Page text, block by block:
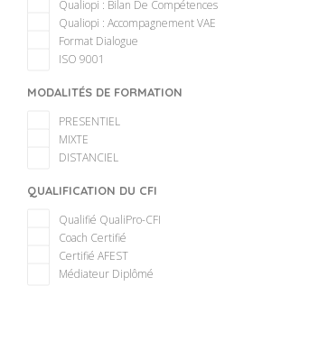
Qualiopi : Bilan De Compétences
Qualiopi : Accompagnement VAE
Format Dialogue
ISO 9001
MODALITÉS DE FORMATION
PRESENTIEL
MIXTE
DISTANCIEL
QUALIFICATION DU CFI
Qualifié QualiPro-CFI
Coach Certifié
Certifié AFEST
Médiateur Diplômé